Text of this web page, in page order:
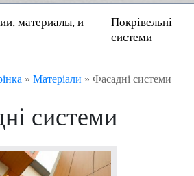
материалы, и
Покрівельні
системи
» Матеріали » Фасадні системи
системи